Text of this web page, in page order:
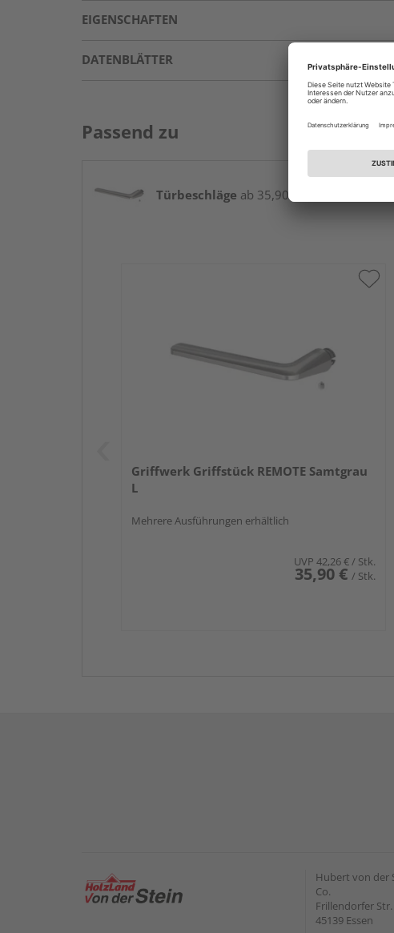
EIGENSCHAFTEN
DATENBLÄTTER
Passend zu
Türbeschläge ab 35,90 € / Stk.
Griffwerk Griffstück REMOTE Samtgrau
L
Mehrere Ausführungen erhältlich
UVP 42,26 €/ Stk.
35,90 € / Stk.
Hubert von der
Co.
Frillendorfer Str.
45139 Essen